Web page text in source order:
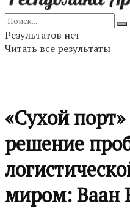
Результатов нет
Читать все результаты
«Сухой
решение
миром: Ваан